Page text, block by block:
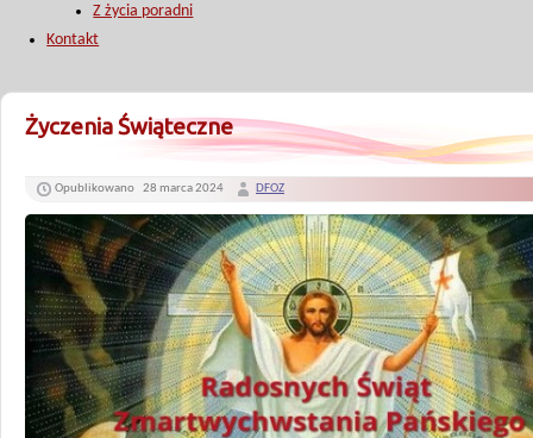
Z życia poradni
Kontakt
Życzenia Świąteczne
Opublikowano 28 marca 2024 DFOZ